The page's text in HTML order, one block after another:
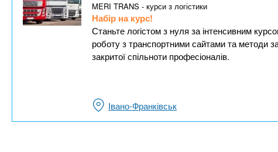
MERI TRANS - курси з логістики
Набір на курс!
Станьте логістом з нуля за інтенсивним
роботу з транспортними сайтами та методи
закритої спільноти професіоналів.
Івано-Франківськ